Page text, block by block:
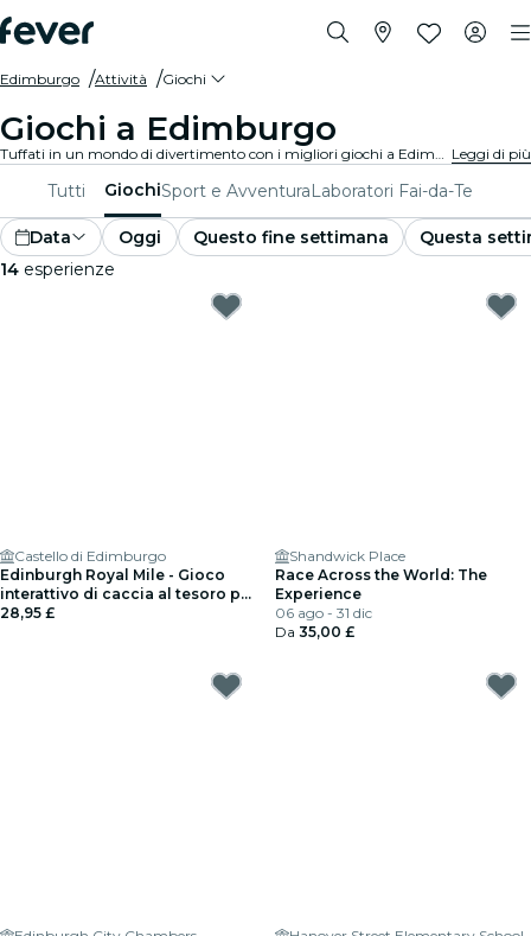
Edimburgo Attività Giochi
Giochi a Edimburgo
Tuffati in un mondo di divertimento con i migliori giochi a Edimburgo. Dai giochi da tavolo alle esperienze di realtà virtuale, c'è qualcosa per tutti i gusti. Leggi di più
Tutti GiochiSport e AvventuraLaboratori Fai-da-Te
Data Oggi Questo fine settimana
Questa
14 esperienze
Castello di Edimburgo
Edinburgh Royal Mile - Gioco
interattivo di caccia al tesoro per
un massimo di 5 persone
28,95 £
Shandwick Place
Race Across the World: The
Experience
06 ago - 31 dic
Da 35,00 £